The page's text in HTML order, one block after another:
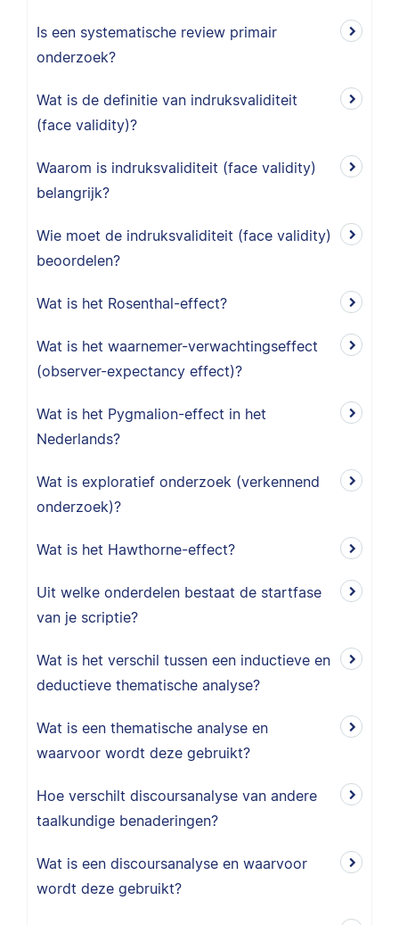
Is een systematische review primair
onderzoek?
Wat is de definitie van indruksvaliditeit
(face validity)?
Waarom is indruksvaliditeit (face validity)
belangrijk?
Wie moet de indruksvaliditeit (face validity)
beoordelen?
Wat is het Rosenthal-effect?
Wat is het waarnemer-verwachtingseffect
(observer-expectancy effect)?
Wat is het Pygmalion-effect in het
Nederlands?
Wat is exploratief onderzoek (verkennend
onderzoek)?
Wat is het Hawthorne-effect?
Uit welke onderdelen bestaat de startfase
van je scriptie?
Wat is het verschil tussen een inductieve en
deductieve thematische analyse?
Wat is een thematische analyse en
waarvoor wordt deze gebruikt?
Hoe verschilt discoursanalyse van andere
taalkundige benaderingen?
Wat is een discoursanalyse en waarvoor
wordt deze gebruikt?